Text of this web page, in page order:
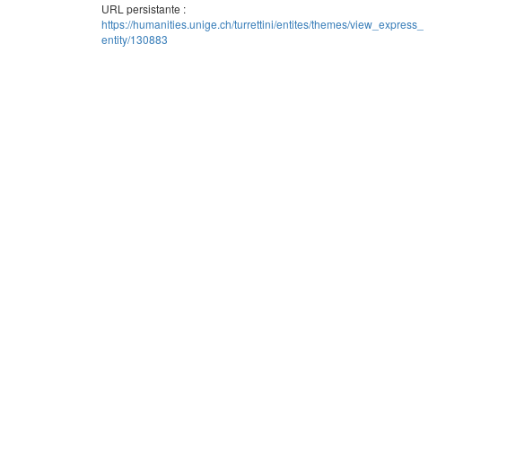
URL persistante :
https://humanities.unige.ch/turrettini/entites/themes/view_express_
entity/130883